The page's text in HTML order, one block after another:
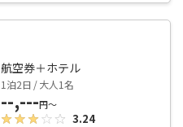
航空券＋ホテル
1泊2日 / 大人1名
--,---円～
3.24